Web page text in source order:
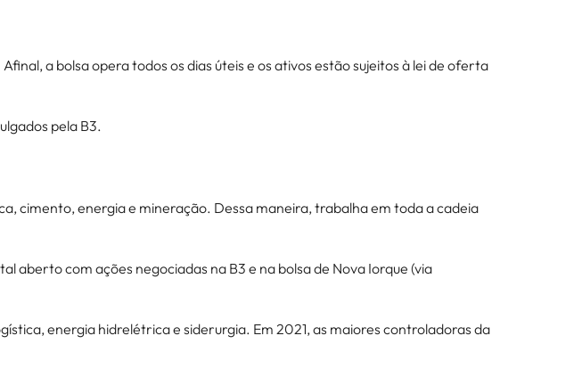
a bolsa opera todos os dias úteis e os ativos estão sujeitos à lei de oferta
pela B3.
cimento, energia e mineração. Dessa maneira, trabalha em toda a cadeia
aberto com ações negociadas na B3 e na bolsa de Nova Iorque (via
energia hidrelétrica e siderurgia. Em 2021, as maiores controladoras da